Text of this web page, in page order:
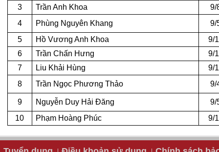
3
Trần Anh Khoa
9/
4
Phùng Nguyên Khang
9/
5
Hồ Vương Anh Khoa
9/
6
Trần Chấn Hưng
9/
7
Liu Khải Hùng
9/
8
Trần Ngọc Phương Thảo 9/
9 Nguyễn Duy Hải Đăng
9/
10
Phạm Hoàng Phúc 9/